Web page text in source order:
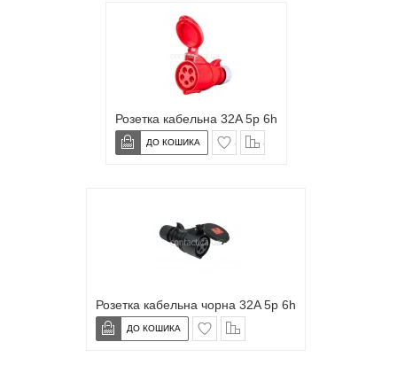
Розетка кабельна 32A 5p 6h
в закладки
Розетка кабельна чорна 32A 5p 6h
в закладки